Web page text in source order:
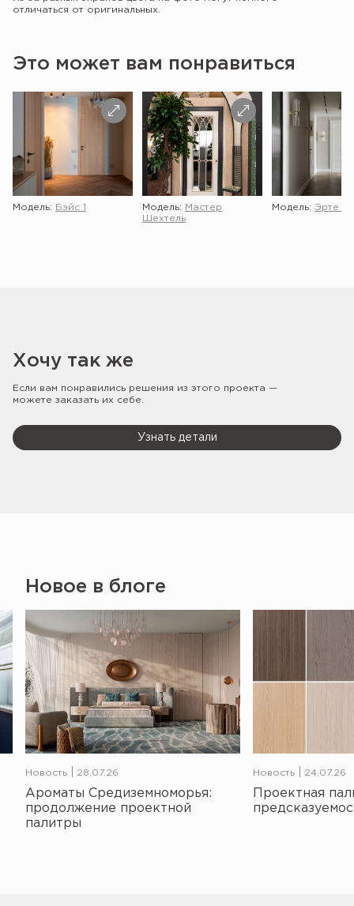
отличаться от оригинальных.
Это может вам понравиться
Модель: Бэйс 1 Модель:
Мастер
Шехтель
Модель: Эрте 2
Хочу так же
Если вам понравились решения из этого проекта —
можете заказать их себе.
Узнать детали
Новое в блоге
Новость 28.07.26
Ароматы Средиземноморья:
продолжение проектной
палитры
Новость 24.07.26
Проектная